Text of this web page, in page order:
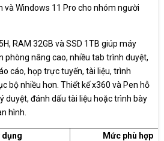
và Windows 11 Pro cho nhóm người
RAM 32GB và SSD 1TB giúp máy
phòng nâng cao, nhiều tab trình duyệt,
cáo, họp trực tuyến, tài liệu, trình
bộ nhiều hơn. Thiết kế x360 và Pen hỗ
duyệt, đánh dấu tài liệu hoặc trình bày
hình.
dụng Mức phù hợp